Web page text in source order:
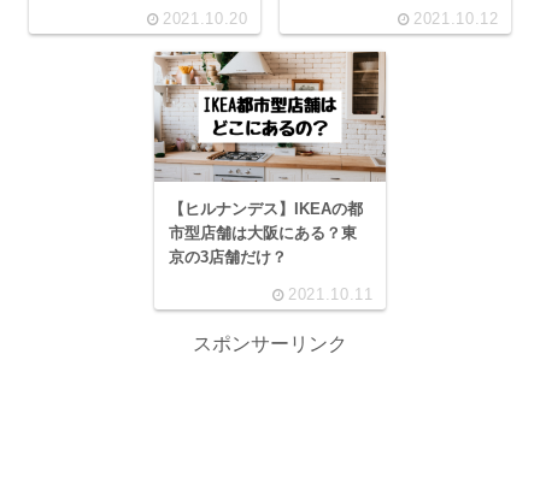
2021.10.20 2021.10.12
【ヒルナンデス】IKEAの都
市型店舗は大阪にある？東
京の3店舗だけ？
2021.10.11
スポンサーリンク